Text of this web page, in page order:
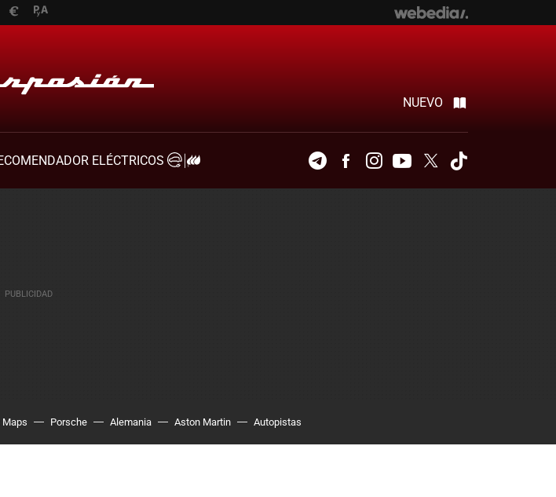
NUEVO
ELÉCTRICOS
TelegramFacebookInstagramYoutubeTwitter
Maps Porsche Alemania Aston Martin Autopistas